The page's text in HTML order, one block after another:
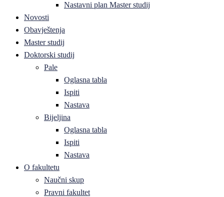
Nastavni plan Master studij
Novosti
Obavještenja
Master studij
Doktorski studij
Pale
Oglasna tabla
Ispiti
Nastava
Bijeljina
Oglasna tabla
Ispiti
Nastava
O fakultetu
Naučni skup
Pravni fakultet